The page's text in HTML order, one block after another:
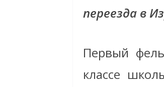
переезда в
Первый
классе